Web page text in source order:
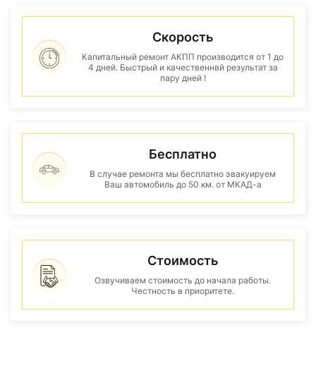
Скорость
Капитальный ремонт АКПП производится от 1 до
4 дней. Быстрый и качественнвй результат за
пару дней !
Бесплатно
В случае ремонта мы бесплатно эвакуируем
Ваш автомобиль до 50 км. от МКАД-а
Стоимость
Озвучиваем стоимость до начала работы.
Честность в приоритете.